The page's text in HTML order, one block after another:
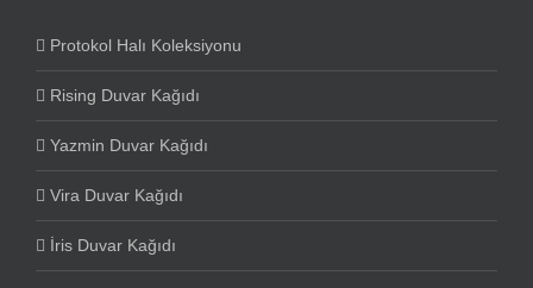
Protokol Halı Koleksiyonu
Rising Duvar Kağıdı
Yazmin Duvar Kağıdı
Vira Duvar Kağıdı
İris Duvar Kağıdı